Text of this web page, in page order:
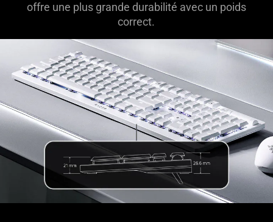
offre une plus grande durabilité avec un poids
correct.